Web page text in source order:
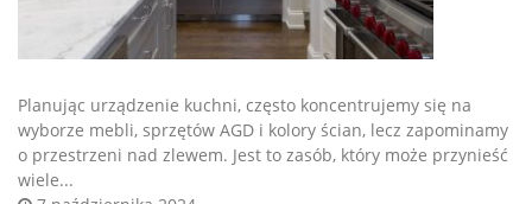
Planując urządzenie kuchni, często koncentrujemy się na
wyborze mebli, sprzętów AGD i kolory ścian, lecz zapominamy
o przestrzeni nad zlewem. Jest to zasób, który może przynieść
wiele...